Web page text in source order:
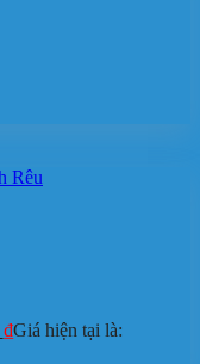
₫Giá hiện tại là: